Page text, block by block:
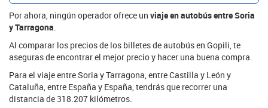
Por ahora, ningún operador ofrece un viaje en autobús entre Soria
y Tarragona
Al comparar los precios de los billetes de autobús en Gopili, te
aseguras de encontrar el mejor precio y hacer una buena compra.
Para el viaje entre Soria y Tarragona, entre Castilla y León y
Cataluña, entre España y España, tendrás que recorrer una
distancia de 318.207 kilómetros.